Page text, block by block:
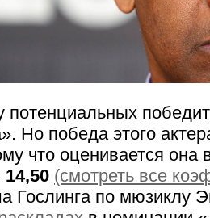
потенциальных
Но победа этого
что оценивается она
14,50 (смотреть все
Гослинга по мюзиклу